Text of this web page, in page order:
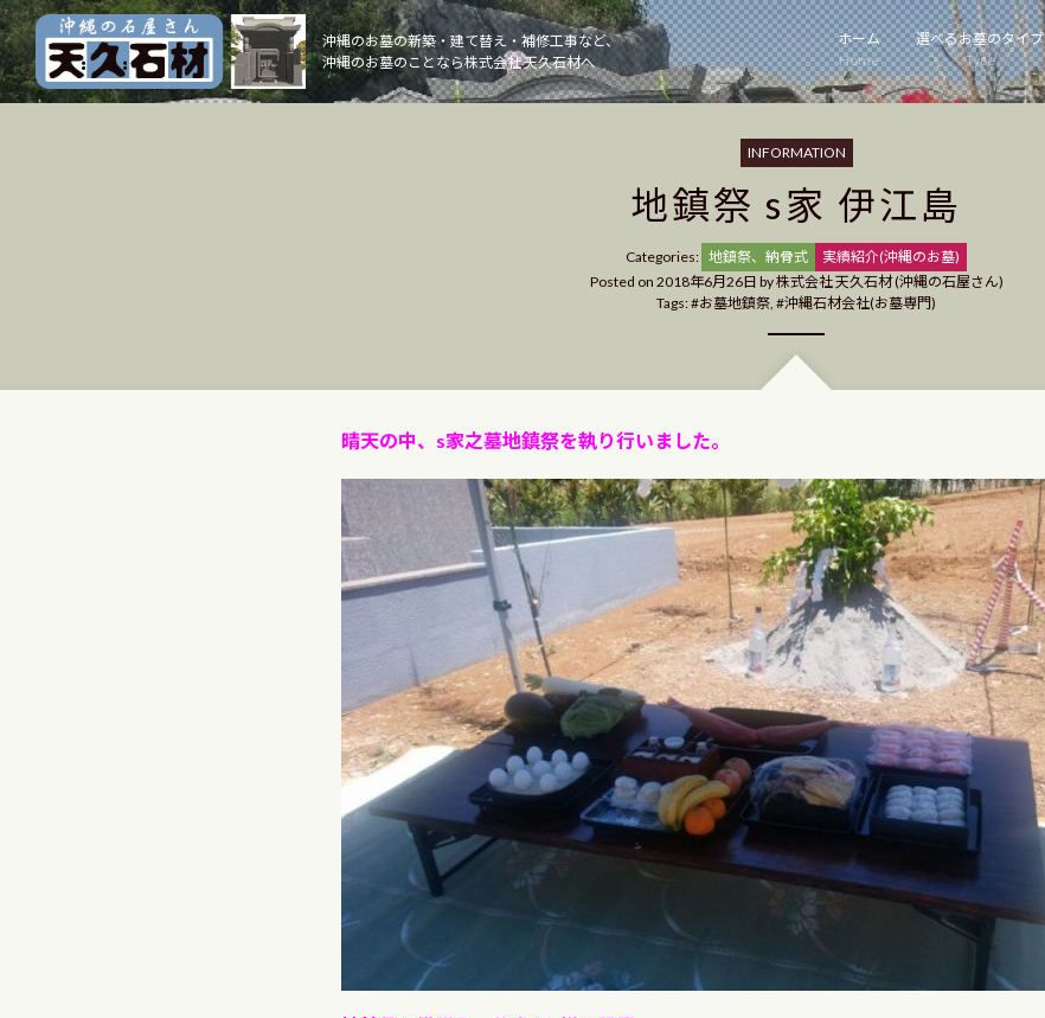
Skip
to
content
沖縄のお墓の新築・建て替え・補修工事など、
沖縄のお墓のことなら株式会社 天久石材へ
ホーム
Home
選べるお墓のタイプ
Type
INFORMATION
地鎮祭 s家 伊江島
Categories: Categories
地鎮祭、納骨式
実績紹介(沖縄のお墓)
Posted on 2018年6月26日 by株式会社 天久石材 (沖縄の石屋さん)
Tags:
お墓地鎮祭, 沖縄石材会社(お墓専門)
晴天の中、s家之墓地鎮祭を執り行いました。